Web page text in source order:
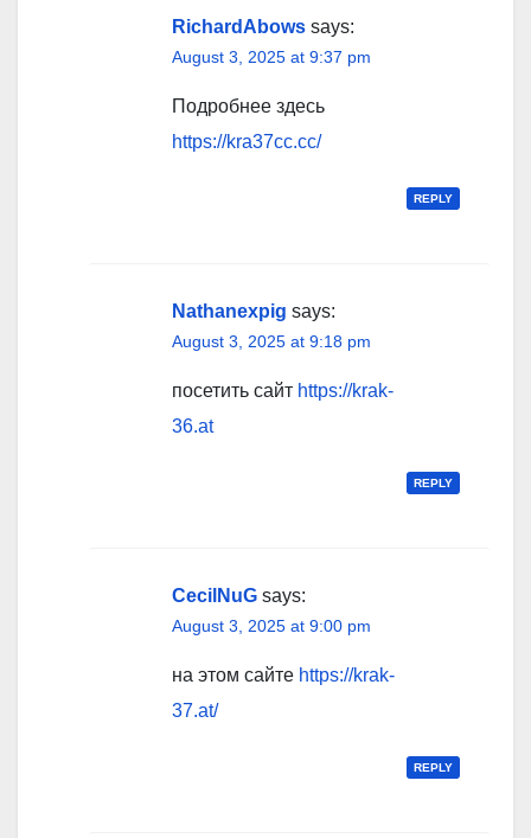
RichardAbows says:
August 3, 2025 at 9:37 pm
Подробнее здесь
https://kra37cc.cc/
REPLY
Nathanexpig says:
August 3, 2025 at 9:18 pm
посетить сайт https://krak-
36.at
REPLY
CecilNuG says:
August 3, 2025 at 9:00 pm
на этом сайте https://krak-
37.at/
REPLY